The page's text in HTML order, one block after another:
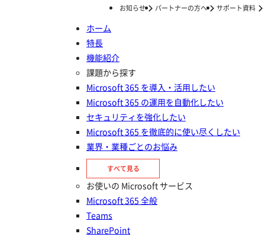
お知らせ パートナーの方へ サポート資料
ホーム
特長
機能紹介
課題から探す
Microsoft 365 を導入・活用したい
Microsoft 365 の運用を自動化したい
セキュリティを強化したい
Microsoft 365 を徹底的に使い尽くしたい
業界・業種ごとのお悩み
すべて見る
お使いの Microsoft サービス
Microsoft 365 全般
Teams
SharePoint
ナレッジ/コラム
Power Platform の運用管理・ガ
バナンス強化をどう進めていくか
2023年10月03日